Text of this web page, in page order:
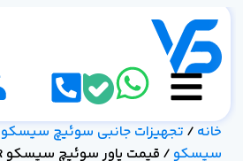
خانه / تجهیزات جانبی سوئیچ سیسکو
سیسکو